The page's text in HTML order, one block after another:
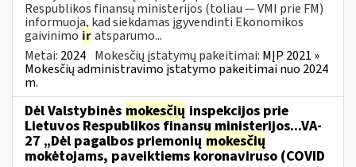
Respublikos finansų ministerijos (toliau — VMI prie FM)
informuoja, kad siekdamas įgyvendinti Ekonomikos
gaivinimo iratsparumo...
Metai: 2024 Mokesčių įstatymų pakeitimai: MĮP 2021 »
Mokesčių administravimo įstatymo pakeitimai nuo 2024
m.
Dėl Valstybinės mokesčių inspekcijos prie
Lietuvos Respublikos finansų ministerijos...VA-
27 „Dėl pagalbos priemonių mokesčių
mokėtojams, paveiktiems koronaviruso (COVID